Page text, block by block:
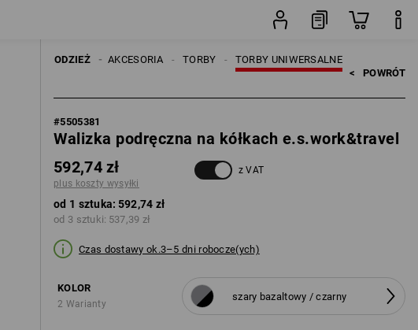
ODZIEŻ TORBY UNIWERSALNE
TORBY
AKCESORIA
MĘŻCZYŹNI
< POWRÓT
#5505381
Walizka podręczna na kółkach e.s.work&travel
592,74 zł
plus koszty wysyłki
z VAT
od 1 sztuka: 592,74 zł
od 3 sztuki: 537,39 zł
Czas dostawy ok.3–5 dni robocze(ych)
KOLOR
2 Warianty
szary bazaltowy / czarny